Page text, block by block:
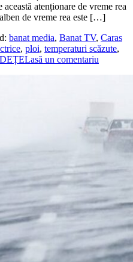
atenționare de vreme rea
de vreme rea este […]
banat media, Banat TV, Caras
, ploi, temperaturi scăzute,
Lasă un comentariu